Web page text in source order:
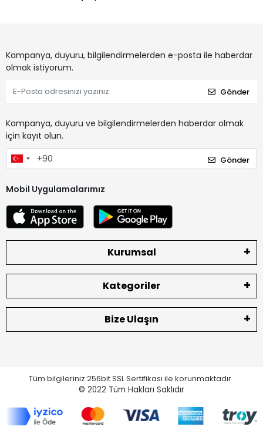
Kampanya, duyuru, bilgilendirmelerden e-posta ile haberdar
olmak istiyorum.
Gönder
Kampanya, duyuru ve bilgilendirmelerden haberdar olmak
için kayıt olun.
Gönder
Mobil Uygulamalarımız
Kurumsal
Kategoriler
Bize Ulaşın
Tüm bilgileriniz 256bit SSL Sertifikası ile korunmaktadır.
© 2022 Tüm Hakları Saklıdır